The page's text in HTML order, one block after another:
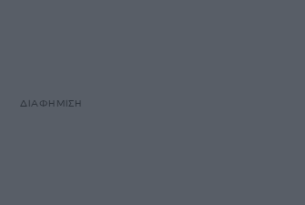
ΔΙΑΦΗΜΙΣΗ